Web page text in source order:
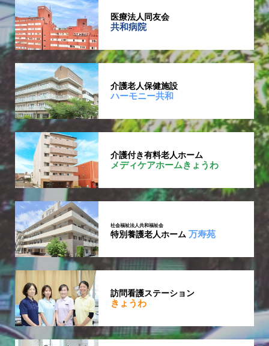
医療法人同友会
共和病院
介護老人保健施設
ハーモニー共和
介護付き有料老人ホーム
メディケアホームきょうわ
社会福祉法人共和福祉会
特別養護老人ホーム万寿苑
訪問看護ステーション
きょうわ